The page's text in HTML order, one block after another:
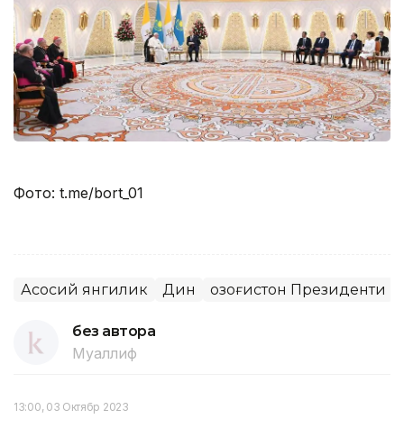
Фото: t.me/bort_01
Асосий янгилик Дин Қозоғистон Президенти
без автора
Муаллиф
13:00, 03 Октябр 2023